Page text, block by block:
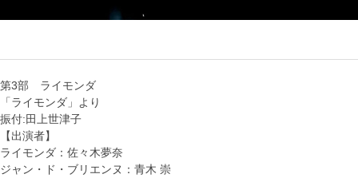
第3部 ライモンダ
「ライモンダ」より
振付:田上世津子
【出演者】
ライモンダ：佐々木夢奈
ジャン・ド・ブリエンヌ：青木 崇